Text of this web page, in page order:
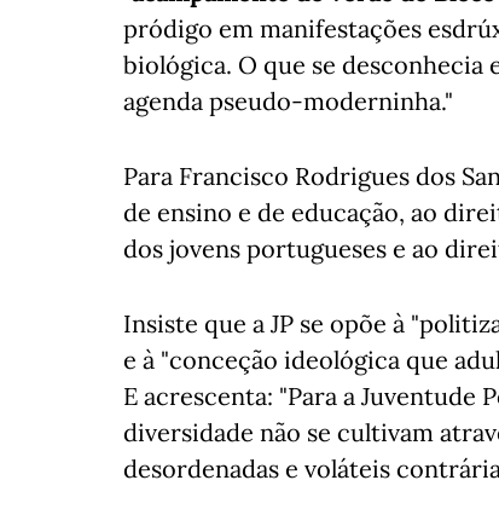
pródigo em manifestações
biológica. O que se desconhecia
agenda pseudo-moderninha."
Para Francisco Rodrigues dos
de ensino e de educação, ao
dos jovens portugueses e ao
Insiste que a JP se opõe à
e à "conceção ideológica que
E acrescenta: "Para a Juventude
diversidade não se cultivam
desordenadas e voláteis